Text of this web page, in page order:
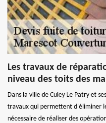
Les travaux de
niveau des toits des
Dans la ville de Culey Le Patry et
travaux qui permettent d'éliminer
nécessaire de réaliser des